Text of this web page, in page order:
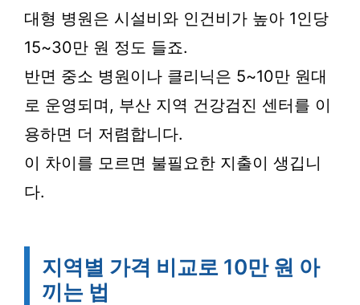
대형 병원은 시설비와 인건비가 높아 1인당
15~30만 원 정도 들죠.
반면 중소 병원이나 클리닉은 5~10만 원대
로 운영되며, 부산 지역 건강검진 센터를 이
용하면 더 저렴합니다.
이 차이를 모르면 불필요한 지출이 생깁니
다.
지역별 가격 비교로 10만 원 아
끼는 법